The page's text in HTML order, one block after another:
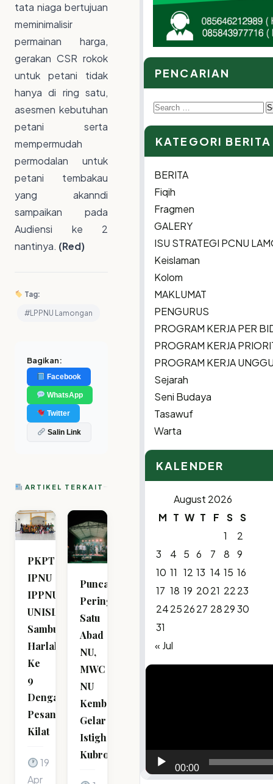
tata niaga bertujuan
meminimalisir
permainan harga,
gerakan CSR rokok
untuk petani tidak
hanya di ring satu,
asesmen kebutuhan
petani serta
mempermudah
permodalan untuk
petani tembakau
yang akanndi
sampaikan pada
Audiensi ke 2
nantinya. (Red)
Tag:
#LPPNU Lamongan
Bagikan:
Facebook
WhatsApp
Twitter
Salin Link
ARTIKEL TERKAIT
PKPT
IPNU
IPPNU
UNISLA
Sambut
Harlah
Ke
9
Dengan
Pesantren
Kilat
19
Apr
Puncak
Peringatan
Satu
Abad
NU,
MWC
NU
Kembangbahu
Gelar
Istighosah
Kubro
PENCARIAN
Search
for:
KATEGORI BERITA
BERITA
Fiqih
Fragmen
GALERY
ISU STRATEGI PCNU
Keislaman
Kolom
MAKLUMAT
PENGURUS
PROGRAM KERJA PER
PROGRAM KERJA
PROGRAM KERJA
Sejarah
Seni Budaya
Tasawuf
Warta
KALENDER
August 2026
M T W T F S S
1
2
3
4 5 6 7 8
9
10 11 12 13 14 15 16
17 18 19 2021 2223
24252627 282930
31
« Jul
Video
00:00